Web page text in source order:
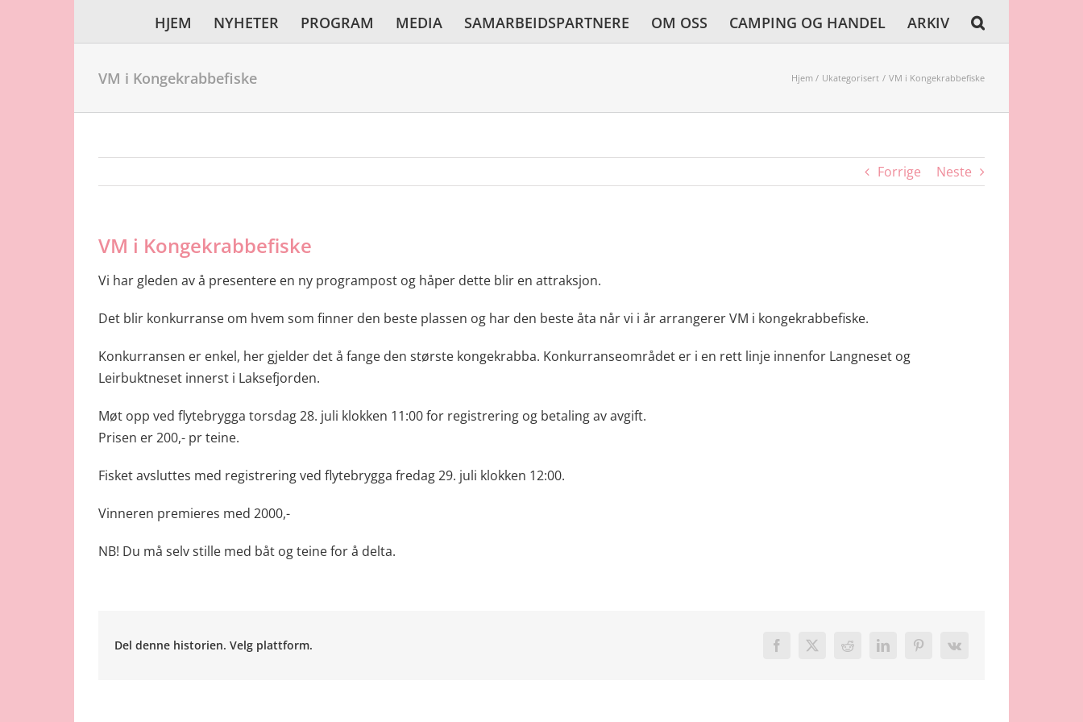
HJEM NYHETER PROGRAM MEDIA SAMARBEIDSPARTNERE OM OSS CAMPING OG HANDEL ARKIV
VM i Kongekrabbefiske Hjem Ukategorisert VM i Kongekrabbefiske
Forrige Neste
VM i Kongekrabbefiske
Vi har gleden av å presentere en ny programpost og håper dette blir en attraksjon.
Det blir konkurranse om hvem som finner den beste plassen og har den beste åta når vi i år arrangerer VM i kongekrabbefiske.
Konkurransen er enkel, her gjelder det å fange den største kongekrabba. Konkurranseområdet er i en rett linje innenfor Langneset og
Leirbuktneset innerst i Laksefjorden.
Møt opp ved flytebrygga torsdag 28. juli klokken 11:00 for registrering og betaling av avgift.
Prisen er 200,- pr teine.
Fisket avsluttes med registrering ved flytebrygga fredag 29. juli klokken 12:00.
Vinneren premieres med 2000,-
NB! Du må selv stille med båt og teine for å delta.
Del denne historien. Velg plattform. Facebook
X Reddit LinkedInPinterest
Vk